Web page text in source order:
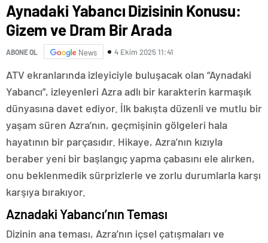
Aynadaki Yabancı Dizisinin Konusu:
Gizem ve Dram Bir Arada
ABONE OL News 4 Ekim 2025 11:41
ATV ekranlarında izleyiciyle buluşacak olan “Aynadaki
Yabancı”, izleyenleri Azra adlı bir karakterin karmaşık
dünyasına davet ediyor. İlk bakışta düzenli ve mutlu bir
yaşam süren Azra’nın, geçmişinin gölgeleri hala
hayatının bir parçasıdır. Hikaye, Azra’nın kızıyla
beraber yeni bir başlangıç yapma çabasını ele alırken,
onu beklenmedik sürprizlerle ve zorlu durumlarla karşı
karşıya bırakıyor.
Aznadaki Yabancı’nın Teması
Dizinin ana teması, Azra’nın içsel çatışmaları ve